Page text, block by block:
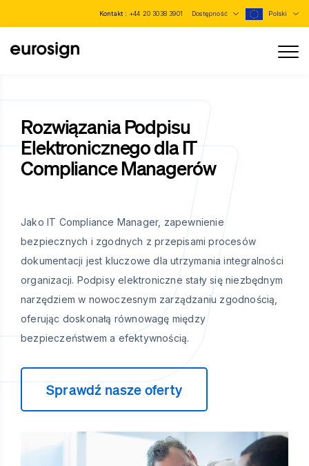
Kontakt : +44 20 3038 3901 Dostępność Polski
Rozwiązania Podpisu
Elektronicznego dla IT
Compliance Managerów
Jako IT Compliance Manager, zapewnienie
bezpiecznych i zgodnych z przepisami procesów
dokumentacji jest kluczowe dla utrzymania integralności
organizacji. Podpisy elektroniczne stały się niezbędnym
narzędziem w nowoczesnym zarządzaniu zgodnością,
oferując doskonałą równowagę między
bezpieczeństwem a efektywnością.
Sprawdź nasze oferty